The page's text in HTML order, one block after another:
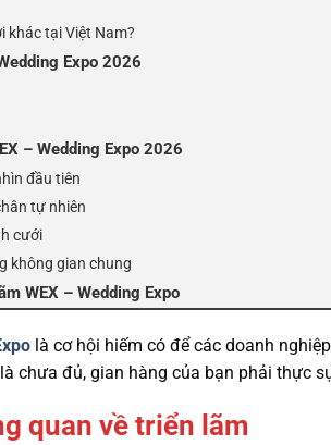
khác tại Việt Nam?
Expo 2026
– Wedding Expo 2026
đầu tiên
tự nhiên
cưới
không gian chung
WEX – Wedding Expo
là cơ hội hiếm có để các doanh
chưa đủ, gian hàng của bạn phải thực
quan về triển lãm